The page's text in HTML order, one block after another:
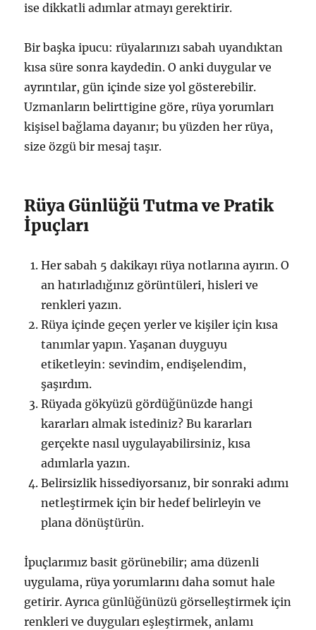
ise dikkatli adımlar atmayı gerektirir.
Bir başka ipucu: rüyalarınızı sabah uyandıktan
kısa süre sonra kaydedin. O anki duygular ve
ayrıntılar, gün içinde size yol gösterebilir.
Uzmanların belirttigine göre, rüya yorumları
kişisel bağlama dayanır; bu yüzden her rüya,
size özgü bir mesaj taşır.
Rüya Günlüğü Tutma ve Pratik
İpuçları
Her sabah 5 dakikayı rüya notlarına ayırın. O
an hatırladığınız görüntüleri, hisleri ve
renkleri yazın.
Rüya içinde geçen yerler ve kişiler için kısa
tanımlar yapın. Yaşanan duyguyu
etiketleyin: sevindim, endişelendim,
şaşırdım.
Rüyada gökyüzü gördüğünüzde hangi
kararları almak istediniz? Bu kararları
gerçekte nasıl uygulayabilirsiniz, kısa
adımlarla yazın.
Belirsizlik hissediyorsanız, bir sonraki adımı
netleştirmek için bir hedef belirleyin ve
plana dönüştürün.
İpuçlarımız basit görünebilir; ama düzenli
uygulama, rüya yorumlarını daha somut hale
getirir. Ayrıca günlüğünüzü görselleştirmek için
renkleri ve duyguları eşleştirmek, anlamı